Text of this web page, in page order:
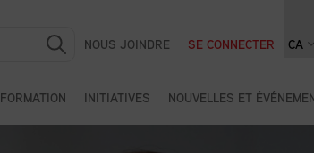
FORMATION INITIATIVES NOUVELLES ET
NOUS JOINDRE SE CONNECTER CA